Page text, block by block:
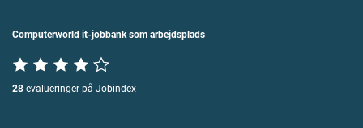
Computerworld it-jobbank som arbejdsplads
28 evalueringer på Jobindex